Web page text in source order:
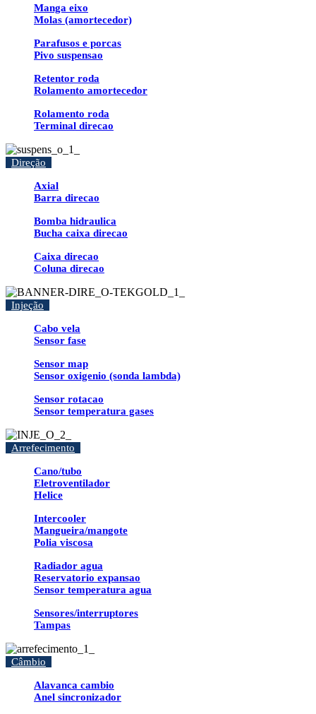
Manga eixo
Molas (amortecedor)
Parafusos e porcas
Pivo suspensao
Retentor roda
Rolamento amortecedor
Rolamento roda
Terminal direcao
Direção
Axial
Barra direcao
Bomba hidraulica
Bucha caixa direcao
Caixa direcao
Coluna direcao
Injeção
Cabo vela
Sensor fase
Sensor map
Sensor oxigenio (sonda lambda)
Sensor rotacao
Sensor temperatura gases
Arrefecimento
Cano/tubo
Eletroventilador
Helice
Intercooler
Mangueira/mangote
Polia viscosa
Radiador agua
Reservatorio expansao
Sensor temperatura agua
Sensores/interruptores
Tampas
Câmbio
Alavanca cambio
Anel sincronizador